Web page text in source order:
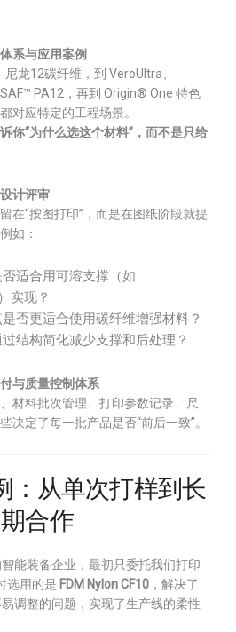
系与应用案例
尼龙12碳纤维，到 VeroUltra、
PA12，再到 Origin® One 特色
对应特定的工程场景。
你“为什么选这个材料”，而不是只给
计评审
在“按图打印”，而是在图纸阶段就提
如：
适合用可溶支撑（如
实现？
否更适合使用碳纤维增强材料？
结构简化减少支撑和后处理？
与质量控制体系
材料批次管理、打印参数记录、尺
决定了每一批产品是否“前后一致”。
：从单次打样到长
期合作
能装备企业，最初只委托我们打印
选用的是 FDM Nylon CF10 ，解决了
调整的问题，实现了生产线的柔性